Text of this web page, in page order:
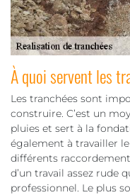
À quoi servent les
Les tranchées sont
construire. C’est un
pluies et sert à la
également à travailler
différents
d’un travail assez rude
professionnel. Le plus